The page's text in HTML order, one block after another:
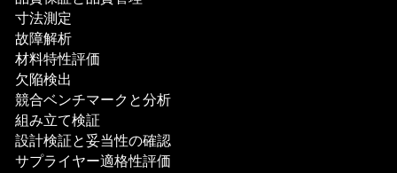
寸法測定
故障解析
材料特性評価
欠陥検出
競合ベンチマークと分析
組み立て検証
設計検証と妥当性の確認
サプライヤー適格性評価